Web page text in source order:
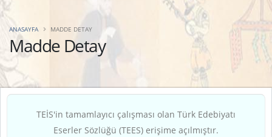
Madde Detay
ANASAYFA MADDE DETAY
TEİS'in tamamlayıcı çalışması olan Türk Edebiyatı
Eserler Sözlüğü (TEES) erişime açılmıştır.